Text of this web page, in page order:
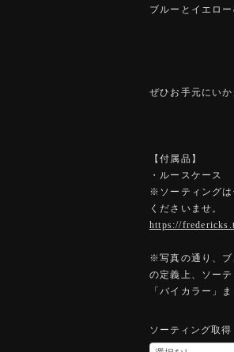
ブルーとイエロ
ぜひお手元にいか
【付属品】
・ルースケース
※ソーティングは
くださいませ。
https://
※写真の通り、ブ
の定義上、ソー
「バイカラー」
ソーティング取得